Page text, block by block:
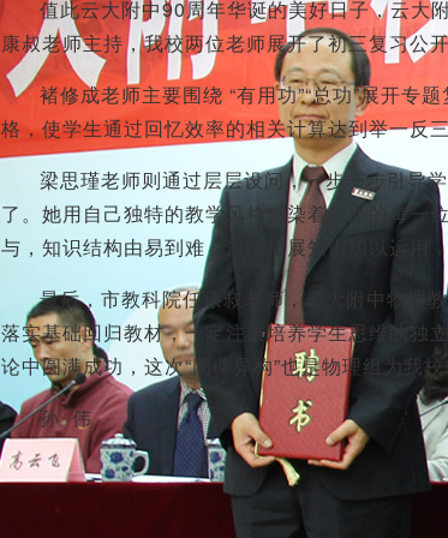
值此云大附中90周年华诞的美好日子，云大
康叔老师主持，我校两位老师展开了初三复习公
褚修成老师主要围绕 “有用功”“总功”展开
格，使学生通过回忆效率的相关计算达到举一反
梁思瑾老师则通过层层设问，一步一步引导
了。她用自己独特的教学风格感染着在座的每一
与，知识结构由易到难，最后拓展知识加以运用
最后，市教科院任康叔老师，云大附中物理
落实基础回归教材，一定注重培养学生思维的独
论中圆满成功，这次“同课异构”也是物理组为我
孙 伟